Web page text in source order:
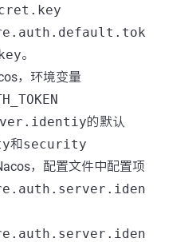
。
，环境变量
的默认
和security
，配置文件中配置项